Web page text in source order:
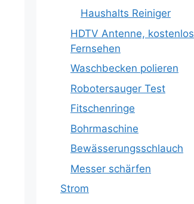
Haushalts Reiniger
HDTV Antenne, kostenlos
Fernsehen
Waschbecken polieren
Robotersauger Test
Fitschenringe
Bohrmaschine
Bewässerungsschlauch
Messer schärfen
Strom